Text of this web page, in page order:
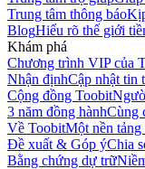
Trung tâm thông báo
BlogHiểu rõ thế giới
Khám phá
Chương trình VIP của
Nhận địnhCập nhật tin
Cộng đồng Toobit
3 năm đồng hànhCùng
Về ToobitMột nền tảng
Đề xuất & Góp ýChia
Bằng chứng dự trữ